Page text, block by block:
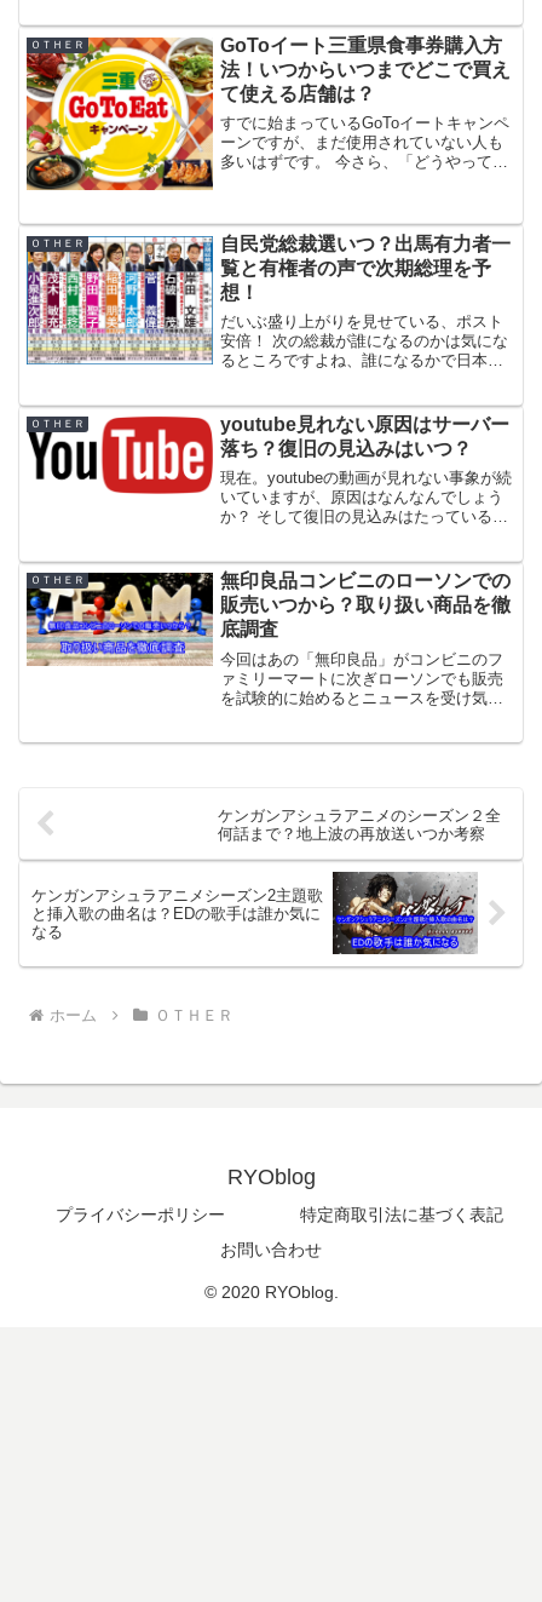
どの疑問を調査していきます。 参加する
店舗は、感...
ＯＴＨＥＲ
GoToイート三重県食事券購入方
法！いつからいつまでどこで買え
て使える店舗は？
すでに始まっているGoToイートキャンペ
ーンですが、まだ使用されていない人も
多いはずです。 今さら、「どうやって買
は三重県をピック...
ＯＴＨＥＲ
自民党総裁選いつ？出馬有力者一
覧と有権者の声で次期総理を予
想！
だいぶ盛り上がりを見せている、ポスト
安倍！ 次の総裁が誰になるのかは気にな
るところですよね、誰になるかで日本の
ていきますね。 個人的にも気になってい
るニュースです。 ...
ＯＴＨＥＲ
youtube見れない原因はサーバー
落ち？復旧の見込みはいつ？
現在。youtubeの動画が見れない事象が続
いていますが、原因はなんなんでしょう
か？ そして復旧の見込みはたっているの
め If you’r...
ＯＴＨＥＲ
無印良品コンビニのローソンでの
販売いつから？取り扱い商品を徹
底調査
今回はあの「無印良品」がコンビニのフ
ァミリーマートに次ぎローソンでも販売
を試験的に始めるとニュースを受け気に
ケンガンアシュラアニメのシーズン２全
何話まで？地上波の再放送いつか考察
ケンガンアシュラアニメシーズン2主題歌
と挿入歌の曲名は？EDの歌手は誰か気に
なる
ホーム ＯＴＨＥＲ
RYOblog
プライバシーポリシー
特定商取引法に基づく表記
お問い合わせ
© 2020 RYOblog.